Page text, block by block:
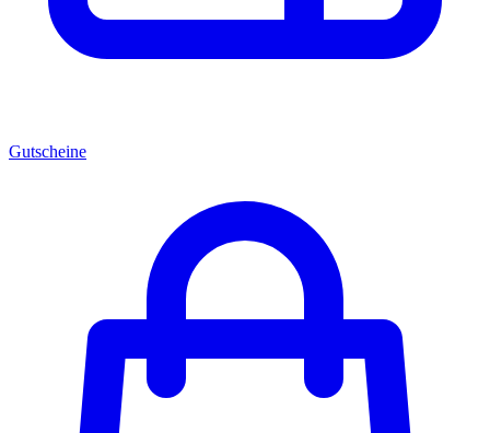
Gutscheine